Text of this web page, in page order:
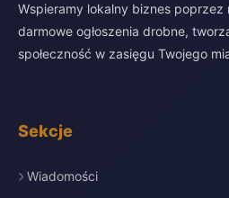
Wspieramy lokalny biznes poprzez
darmowe ogłoszenia drobne,
społeczność w zasięgu Twojego
Sekcje
Wiadomości